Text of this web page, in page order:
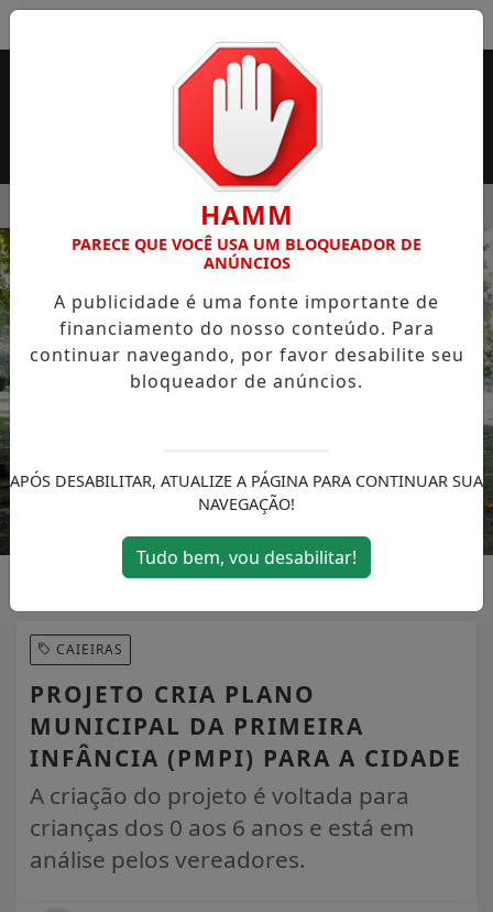
ROSSI SERÁ BREVEMENTE INAUGURADA EM
EM ALTA
CAIEIRAS
PROJETO CRIA PLANO
MUNICIPAL DA PRIMEIRA
INFÂNCIA (PMPI) PARA A CIDADE
A criação do projeto é voltada para
crianças dos 0 aos 6 anos e está em
análise pelos vereadores.
HAMM
PARECE QUE VOCÊ USA UM BLOQUEADOR DE
ANÚNCIOS
A publicidade é uma fonte importante de
financiamento do nosso conteúdo. Para
continuar navegando, por favor desabilite seu
bloqueador de anúncios.
APÓS DESABILITAR, ATUALIZE A PÁGINA PARA CONTINUAR SUA
NAVEGAÇÃO!
Tudo bem, vou desabilitar!